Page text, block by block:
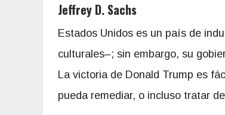
Jeffrey D. Sachs
Estados Unidos es un país de
culturales–; sin embargo, su
La victoria de Donald Trump es
pueda remediar, o incluso tratar